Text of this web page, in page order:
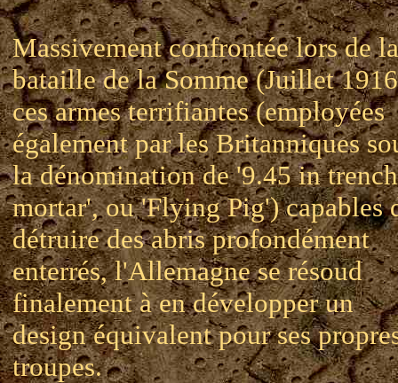
Massivement confrontée lors de la
bataille de la Somme (Juillet
ces armes terrifiantes (employées
également par les Britanniques
la dénomination de '9.45 in trench
mortar', ou 'Flying Pig') capables
détruire des abris profondément
enterrés, l'Allemagne se résoud
finalement à en développer un
design équivalent pour ses
troupes.